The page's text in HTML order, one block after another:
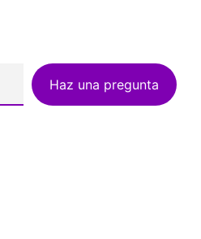
Haz una pregunta